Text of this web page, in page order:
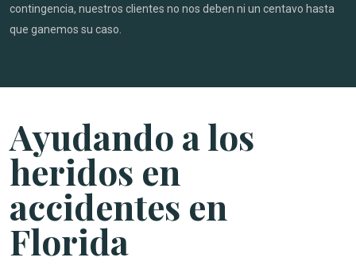
contingencia, nuestros clientes no nos deben ni un centavo hasta
que ganemos su caso.
Ayudando a los
heridos en
accidentes en
Florida